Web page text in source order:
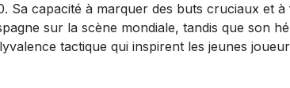
Sa capacité à marquer des buts cruciaux et
sur la scène mondiale, tandis que son
tactique qui inspirent les jeunes